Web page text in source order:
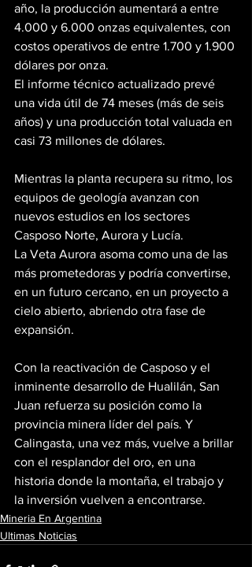
año, la producción aumentará a entre
4.000 y 6.000 onzas equivalentes, con
costos operativos de entre 1.700 y 1.900
dólares por onza.
El informe técnico actualizado prevé
una vida útil de 74 meses (más de seis
años) y una producción total valuada en
casi 73 millones de dólares.
Mientras la planta recupera su ritmo, los
equipos de geología avanzan con
nuevos estudios en los sectores
Casposo Norte, Aurora y Lucía.
La Veta Aurora asoma como una de las
más prometedoras y podría convertirse,
en un futuro cercano, en un proyecto a
cielo abierto, abriendo otra fase de
expansión.
Con la reactivación de Casposo y el
inminente desarrollo de Hualilán, San
Juan refuerza su posición como la
provincia minera líder del país. Y
Calingasta, una vez más, vuelve a brillar
con el resplandor del oro, en una
historia donde la montaña, el trabajo y
la inversión vuelven a encontrarse.
Mineria En Argentina
Ultimas Noticias